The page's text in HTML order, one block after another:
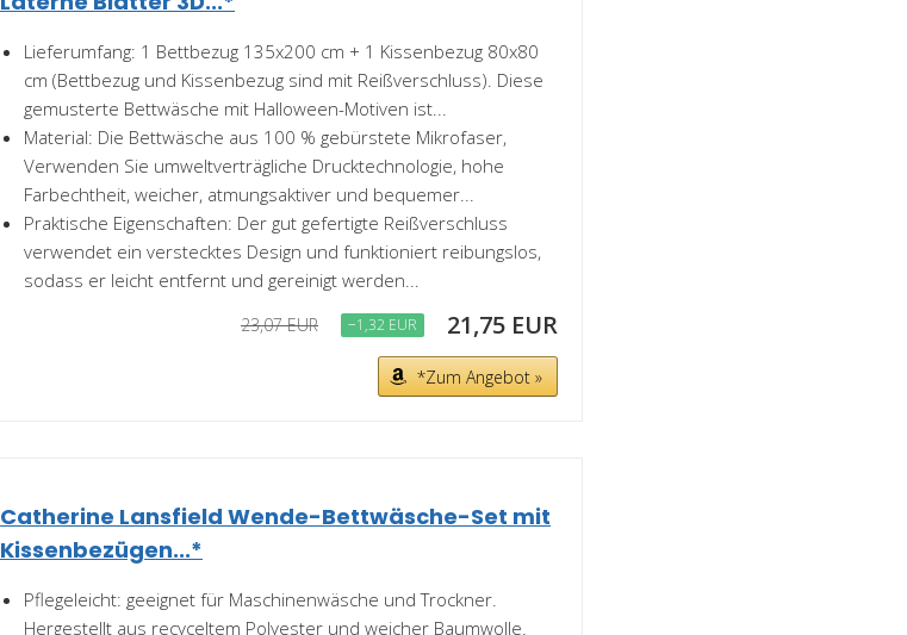
Lieferumfang: 1 Bettbezug 135x200 cm + 1 Kissenbezug 80x80
cm (Bettbezug und Kissenbezug sind mit Reißverschluss). Diese
gemusterte Bettwäsche mit Halloween-Motiven ist...
Material: Die Bettwäsche aus 100 % gebürstete Mikrofaser,
Verwenden Sie umweltverträgliche Drucktechnologie, hohe
Farbechtheit, weicher, atmungsaktiver und bequemer...
Praktische Eigenschaften: Der gut gefertigte Reißverschluss
verwendet ein verstecktes Design und funktioniert reibungslos,
sodass er leicht entfernt und gereinigt werden...
23,07 EUR −1,32 EUR 21,75 EUR
*Zum Angebot »
Catherine Lansfield Wende-Bettwäsche-Set mit
Kissenbezügen...*
Pflegeleicht: geeignet für Maschinenwäsche und Trockner.
Hergestellt aus recyceltem Polyester und weicher Baumwolle.